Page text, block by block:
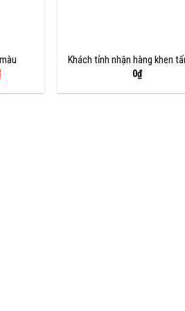
Giá
hiện
tại
Khách tỉnh nhận hàng khen
0₫